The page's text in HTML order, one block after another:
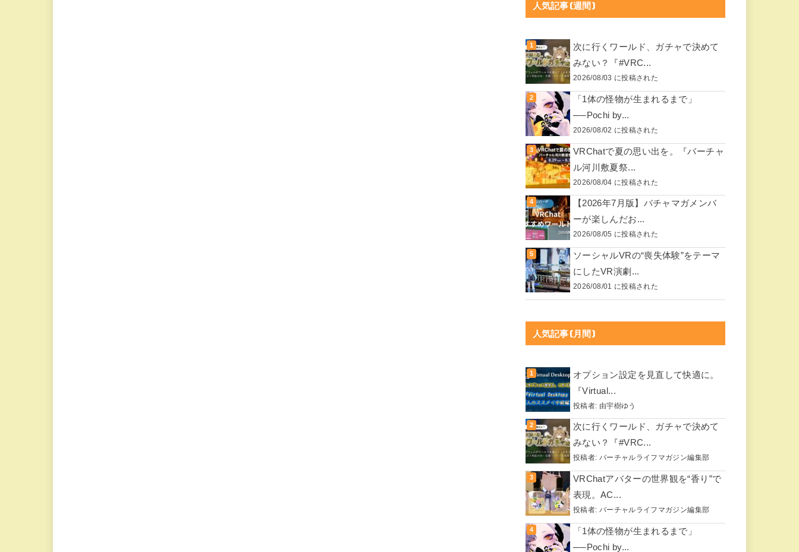
人気記事(週間)
次に行くワールド、ガチャで決めて
みない？『#VRC...
2026/08/03 に投稿された
「1体の怪物が生まれるまで」
──Pochi by...
2026/08/02 に投稿された
VRChatで夏の思い出を。『バーチャ
ル河川敷夏祭...
2026/08/04 に投稿された
【2026年7月版】バチャマガメンバ
ーが楽しんだお...
2026/08/05 に投稿された
ソーシャルVRの“喪失体験”をテーマ
にしたVR演劇...
2026/08/01 に投稿された
人気記事(月間)
オプション設定を見直して快適に。
『Virtual...
投稿者: 由宇樹ゆう
次に行くワールド、ガチャで決めて
みない？『#VRC...
投稿者: バーチャルライフマガジン編集部
VRChatアバターの世界観を“香り”で
表現。AC...
投稿者: バーチャルライフマガジン編集部
「1体の怪物が生まれるまで」
──Pochi by...